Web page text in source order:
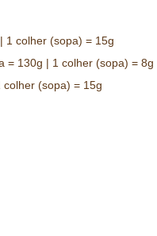
1 colher (sopa) = 15g
= 130g | 1 colher (sopa) = 8g
(sopa) = 15g